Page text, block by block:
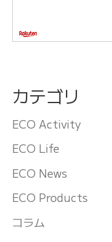
カテゴリ
ECO Activity
ECO Life
ECO News
ECO Products
コラム